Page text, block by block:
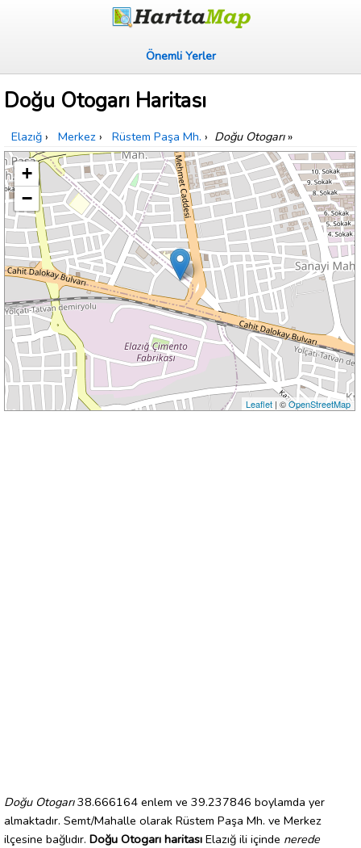
Önemli Yerler
Doğu Otogarı Haritası
Elazığ › Merkez › Rüstem Paşa Mh. › Doğu Otogarı»
+
−
Leaflet| ©OpenStreetMap
Doğu Otogarı38.666164 enlem ve 39.237846 boylamda yer
almaktadır. Semt/Mahalle olarak Rüstem Paşa Mh. ve Merkez
ilçesine bağlıdır. Doğu Otogarı haritası Elazığ ili içinde nerede